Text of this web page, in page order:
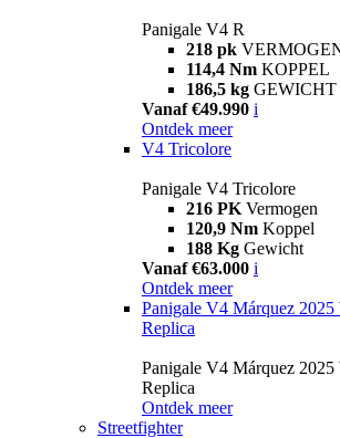
Panigale V4 R
218 pk
114,4 Nm KOPPEL
186,5 kg GEWICHT
Vanaf €49.990 i
Ontdek meer
V4 Tricolore
Panigale V4 Tricolore
216 PK Vermogen
120,9 Nm Koppel
188 Kg Gewicht
Vanaf €63.000 i
Ontdek meer
Panigale V4 Márquez
Replica
Panigale V4 Márquez
Replica
Ontdek meer
Streetfighter